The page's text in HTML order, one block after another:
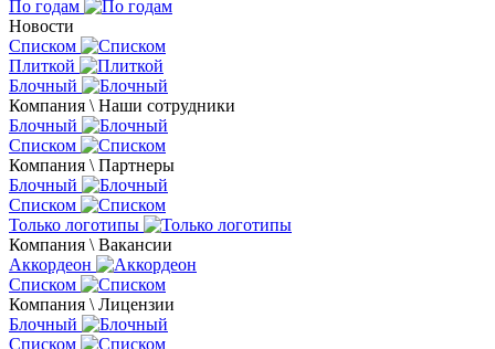
По годам
Новости
Списком
Плиткой
Блочный
Компания \ Наши сотрудники
Блочный
Списком
Компания \ Партнеры
Блочный
Списком
Только логотипы
Компания \ Вакансии
Аккордеон
Списком
Компания \ Лицензии
Блочный
Списком